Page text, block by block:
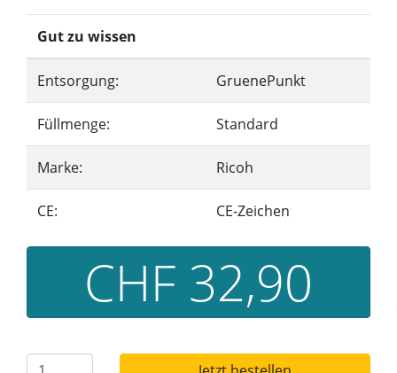
Gut zu wissen
Entsorgung: GruenePunkt
Füllmenge: Standard
Marke: Ricoh
CE: CE-Zeichen
CHF 32,90